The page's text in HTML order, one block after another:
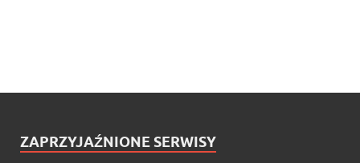
ZAPRZYJAŹNIONE SERWISY